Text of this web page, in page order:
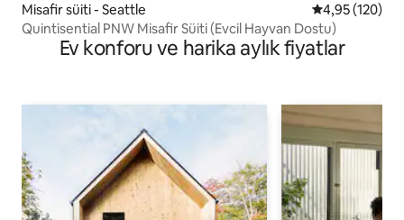
Misafir süiti - Seattle 5 üzerinden
4,95 (120)
Quintisential PNW Misafir Süiti (Evcil Hayvan Dostu)
Ev konforu ve harika aylık fiyatlar